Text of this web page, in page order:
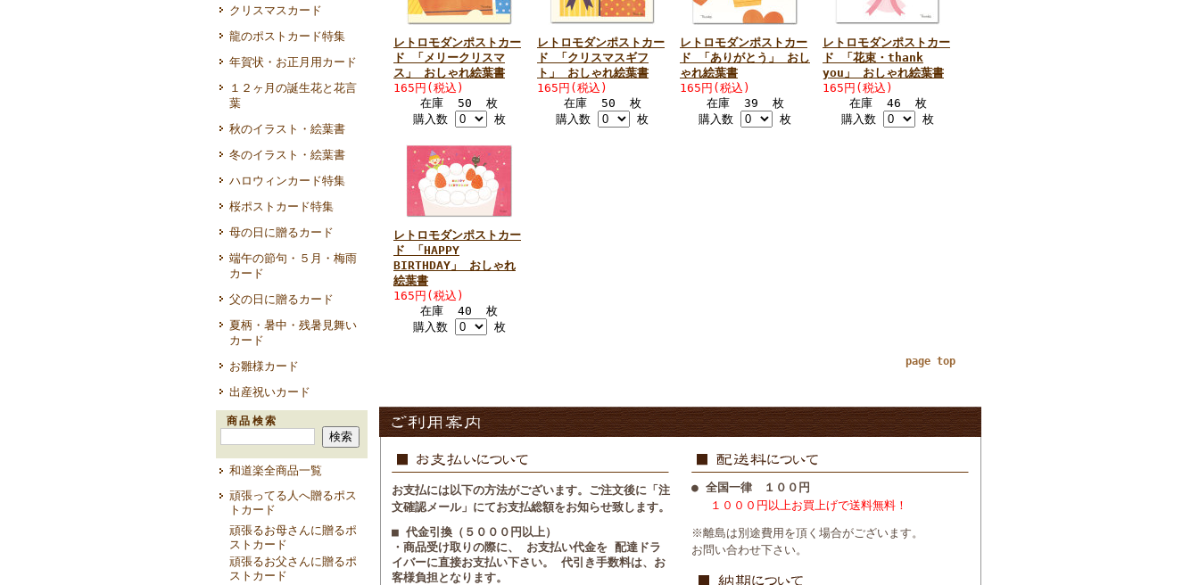
クリスマスカード
龍のポストカード特集
年賀状・お正月用カード
１２ヶ月の誕生花と花言
葉
秋のイラスト・絵葉書
冬のイラスト・絵葉書
ハロウィンカード特集
桜ポストカード特集
母の日に贈るカード
端午の節句・５月・梅雨
カード
父の日に贈るカード
夏柄・暑中・残暑見舞い
カード
お雛様カード
出産祝いカード
商品検索
和道楽全商品一覧
頑張ってる人へ贈るポス
トカード
頑張るお母さんに贈るポ
ストカード
頑張るお父さんに贈るポ
ストカード
レトロモダンポストカー
ド 「メリークリスマ
ス」 おしゃれ絵葉書
165円(税込)
在庫 50 枚
購入数
枚
レトロモダンポストカー
ド 「クリスマスギフ
ト」 おしゃれ絵葉書
165円(税込)
在庫 50 枚
購入数
枚
レトロモダンポストカー
ド 「ありがとう」 おし
ゃれ絵葉書
165円(税込)
在庫 39 枚
購入数
枚
レトロモダンポストカー
ド 「花束・thank
you」 おしゃれ絵葉書
165円(税込)
在庫 46 枚
購入数
枚
レトロモダンポストカー
ド 「HAPPY
BIRTHDAY」 おしゃれ
絵葉書
165円(税込)
在庫 40 枚
購入数
枚
page top
お支払には以下の方法がございます。ご注文後に「注
文確認メール」にてお支払総額をお知らせ致します。
■ 代金引換（５０００円以上）
・商品受け取りの際に、 お支払い代金を 配達ドラ
イバーに直接お支払い下さい。 代引き手数料は、お
客様負担となります。
● 全国一律 １００円
１０００円以上お買上げで送料無料！
※離島は別途費用を頂く場合がございます。
お問い合わせ下さい。